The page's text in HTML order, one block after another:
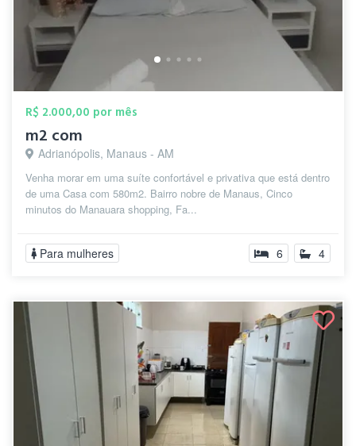
R$ 2.000,00 por mês
m2 com
Adrianópolis, Manaus - AM
Venha morar em uma suíte confortável e privativa que está dentro
de uma Casa com 580m2. Bairro nobre de Manaus, Cinco
minutos do Manauara shopping, Fa...
Para mulheres 6 4